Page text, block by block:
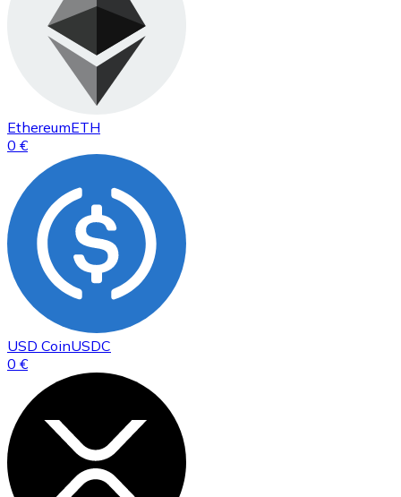
EthereumETH
0 €
USD CoinUSDC
0 €